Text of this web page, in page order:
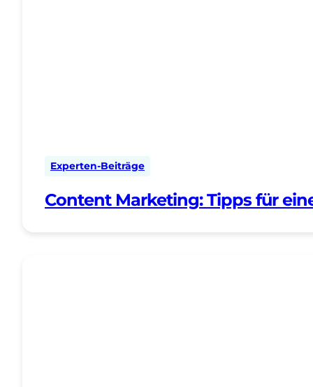
Experten-Beiträge
Content Marketing: Tipps für